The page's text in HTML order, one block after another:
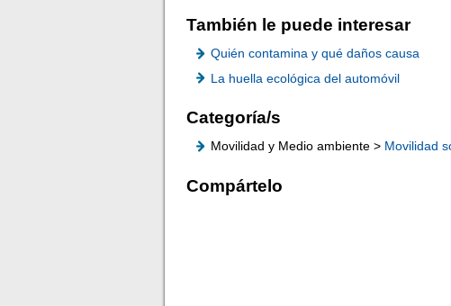
También le puede interesar
Quién contamina y qué daños causa
La huella ecológica del automóvil
Categoría/s
Movilidad y Medio ambiente > Movilidad
Compártelo